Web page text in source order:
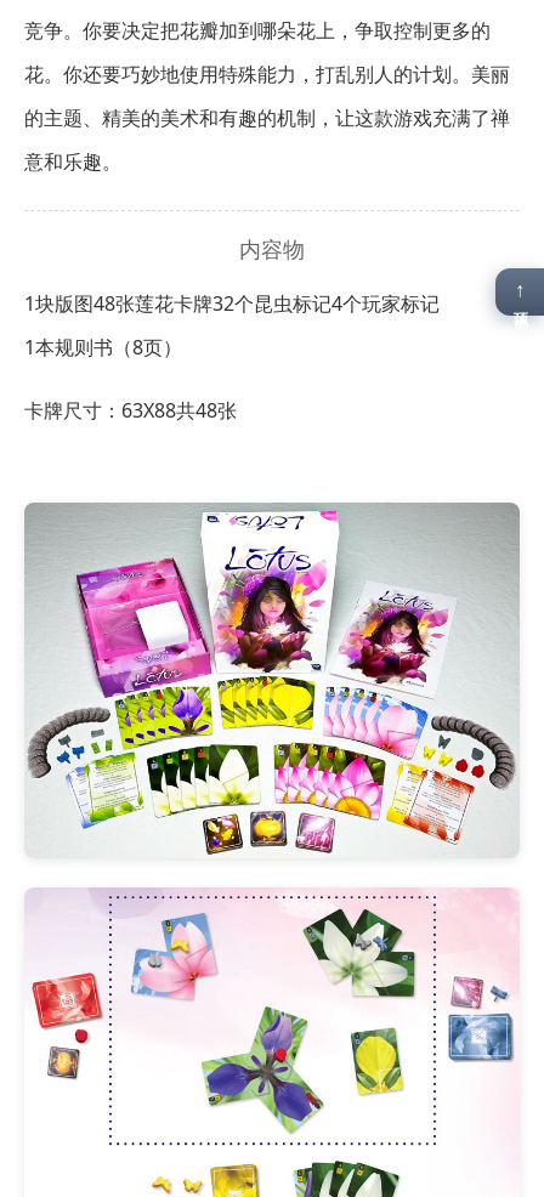
竞争。你要决定把花瓣加到哪朵花上，争取控制更多的
花。你还要巧妙地使用特殊能力，打乱别人的计划。美丽
的主题、精美的美术和有趣的机制，让这款游戏充满了禅
意和乐趣。
内容物
1块版图48张莲花卡牌32个昆虫标记4个玩家标记
1本规则书（8页）
卡牌尺寸：63X88共48张
↑